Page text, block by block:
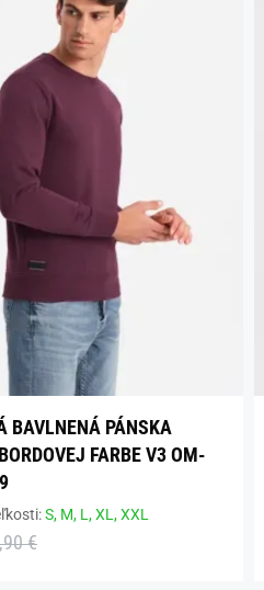
BAVLNENÁ PÁNSKA
FARBE V3 OM-
S, M, L,XL,XXL
€